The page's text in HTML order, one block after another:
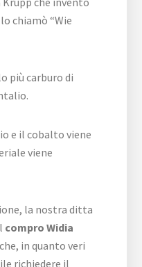
chiamò “Wie
più carburo di
e il cobalto viene
viene
la nostra ditta
compro Widia
in quanto veri
richiedere il